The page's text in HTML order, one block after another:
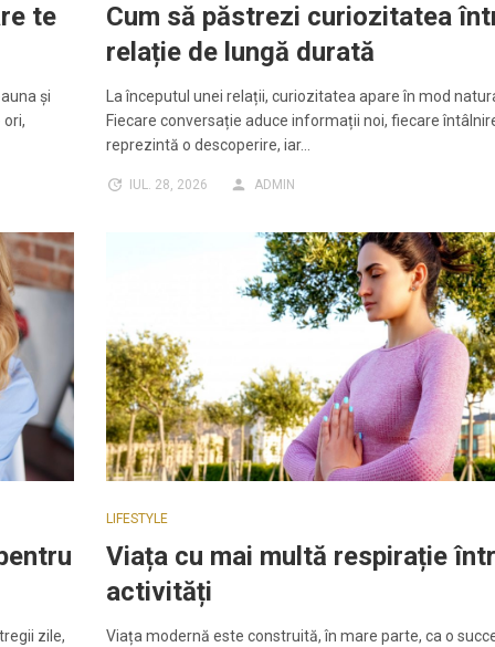
te
și
Cum să păstrezi curiozitatea
relație de lungă durată
La începutul unei relații, curiozitatea apare în mod
Fiecare conversație aduce informații noi, fiecare
reprezintă o descoperire, iar…
IUL. 28, 2026 ADMIN
zile,
LIFESTYLE
Viața cu mai multă respirație
activități
Viața modernă este construită, în mare parte, ca o